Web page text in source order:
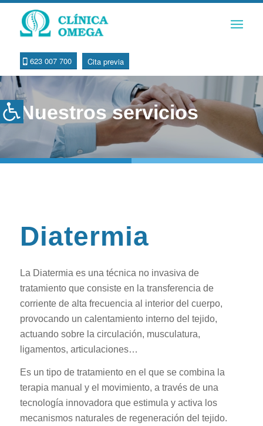
Abrir barra de herramientas
623 007 700 Cita previa
Nuestros servicios
Diatermia
La Diatermia es una técnica no invasiva de
tratamiento que consiste en la transferencia de
corriente de alta frecuencia al interior del cuerpo,
provocando un calentamiento interno del tejido,
actuando sobre la circulación, musculatura,
ligamentos, articulaciones…
Es un tipo de tratamiento en el que se combina la
terapia manual y el movimiento, a través de una
tecnología innovadora que estimula y activa los
mecanismos naturales de regeneración del tejido.